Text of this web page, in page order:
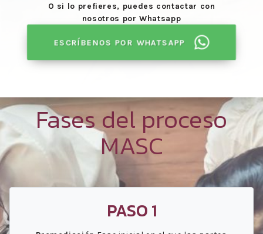
O si lo prefieres, puedes contactar con
nosotros por Whatsapp
ESCRÍBENOS POR WHATSAPP
Fases del proceso
MASC
PASO 1